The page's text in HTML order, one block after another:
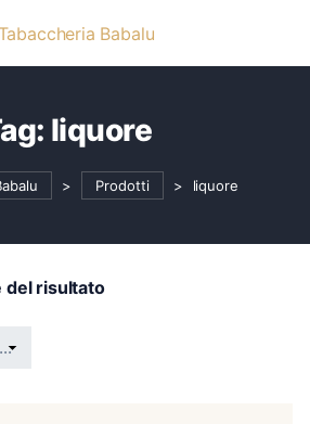
liquore
> Prodotti > liquore
del risultato